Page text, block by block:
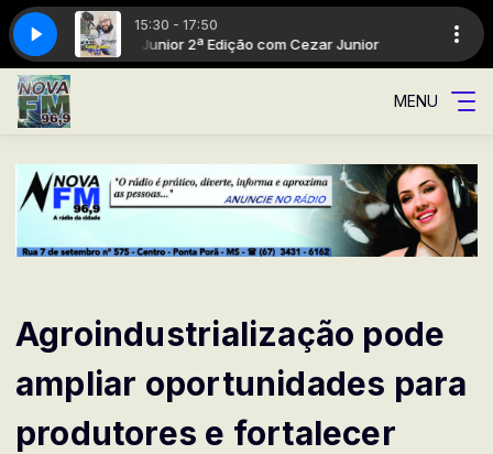
15:30 - 17:50
Cezar Junior 2ª Edição com Cezar Junior Cezar
MENU
Agroindustrialização pode
ampliar oportunidades para
produtores e fortalecer